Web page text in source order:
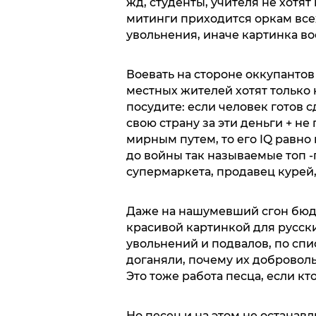
митинги приходится оркам
увольнения, иначе картинка
Воевать на стороне
местных жителей хотят
посудите: если человек готов
свою страну за эти деньги +
мирным путем, то его IQ
до войны так называемые топ
супермаркета, продавец
Даже на нашумевший сгон
красивой картинкой для
увольнений и подвалов, по
доганяли, почему их
Это тоже работа песца, если